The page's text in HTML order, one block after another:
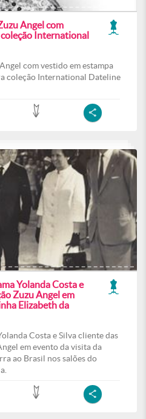
Angel com
International
com vestido em estampa
coleção International Dateline
Yolanda Costa e
Zuzu Angel em
Elizabeth da
Costa e Silva cliente das
em evento da visita da
ao Brasil nos salões do